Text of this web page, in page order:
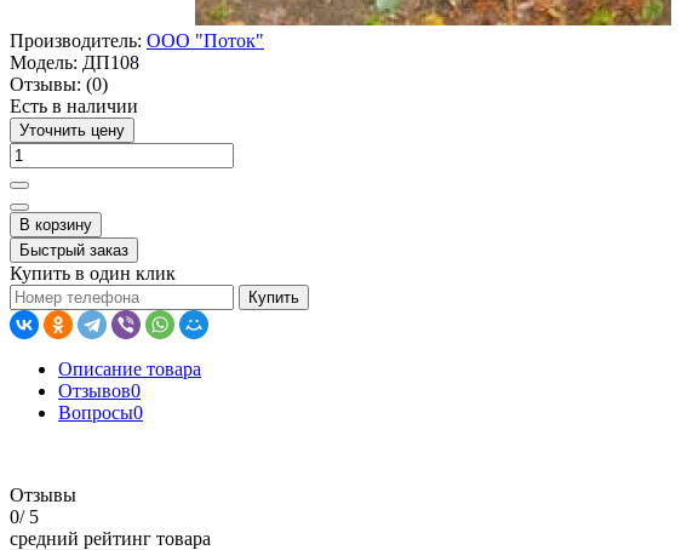
Производитель: ООО "Поток"
Модель: ДП108
Отзывы: (0)
Есть в наличии
Уточнить цену
В корзину
Быстрый заказ
Купить в один клик
Купить
Описание товара
Отзывов0
Вопросы0
Отзывы
0/ 5
средний рейтинг товара